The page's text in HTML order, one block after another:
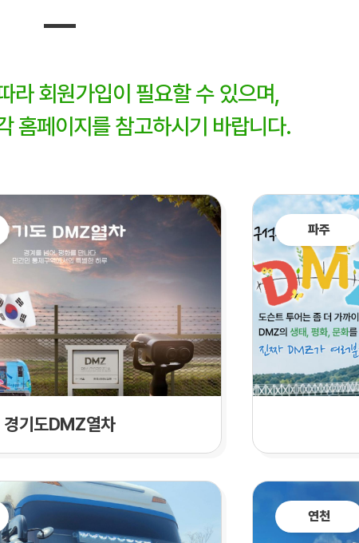
라 회원가입이 필요할 수 있으며,
홈페이지를 참고하시기 바랍니다.
경기도DMZ열차
파주
연천